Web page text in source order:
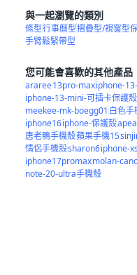
與一起瀏覽的類別
條型行事曆型摺疊型/視窗型
手臂鬆緊帶型
您可能會喜歡的其他產品
araree13pro-maxiphone-
iphone-13-mini-可插卡保護殼
meekee-mk-boegg01 白色手
iphone16iphone-保護殼
唐老鴨手機殼蘋果手機15
情侶手機殼sharon6iphone-
iphone17promaxmolan-
note-20-ultra手機殼